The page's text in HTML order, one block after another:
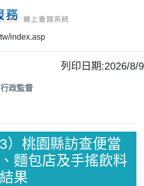
index.asp
列印日期:2026/8/9
行政監督
）桃園縣訪查便當
麵包店及手搖飲料
果